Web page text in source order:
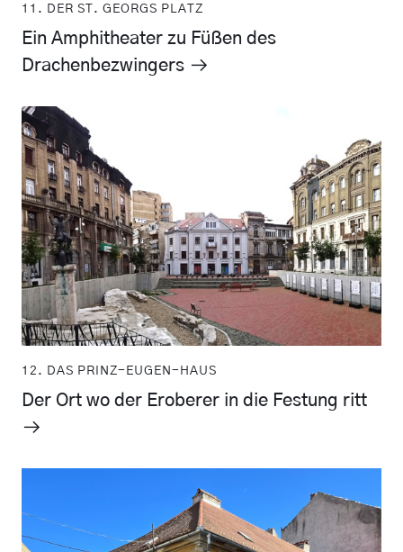
11. DER ST. GEORGS PLATZ
Ein Amphitheater zu Füßen des
Drachenbezwingers
12. DAS PRINZ-EUGEN-HAUS
Der Ort wo der Eroberer in die Festung ritt